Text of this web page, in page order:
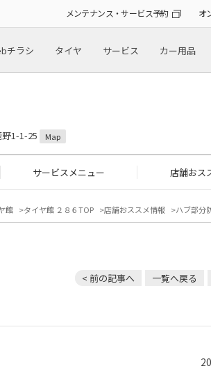
メンテナンス・サービス予約 オ
チラシ タイヤ サービス カー用品
1-1-25 Map
サービスメニュー 店舗おス
館 タイヤ館 ２８６TOP 店舗おススメ情報 ハブ部分
< 前の記事へ 一覧へ戻る